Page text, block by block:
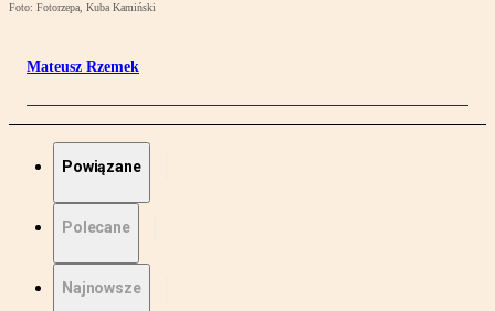
Foto: Fotorzepa, Kuba Kamiński
Mateusz Rzemek
Powiązane
Polecane
Najnowsze